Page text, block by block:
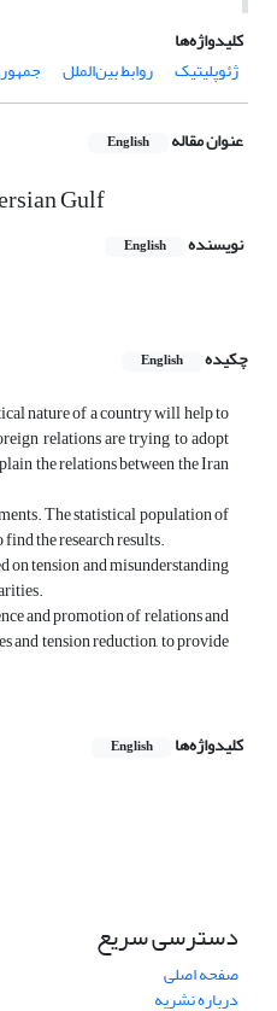
کلیدواژه‌ها
ژئوپلیتیک
روابط بین‌الملل
عنوان مقاله English
Gulf
نویسنده English
چکیده
English
nature of a country will help to
relations are trying to adopt
the relations between the Iran
The statistical population of
the research results.
on tension and misunderstanding
and promotion of relations and
and tension reduction, to provide
کلیدواژه‌ها English
دسترسی سریع
صفحه اصلی
درباره نشریه